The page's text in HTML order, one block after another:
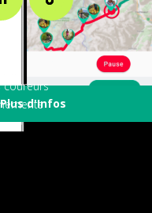
d'Infos
coureurs